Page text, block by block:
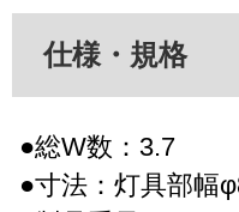
仕様・規格
●総W数：3.7
●寸法：灯具部幅